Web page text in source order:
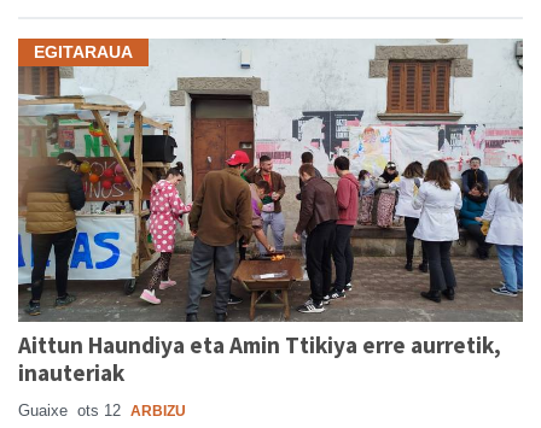
EGITARAUA
Aittun Haundiya eta Amin Ttikiya erre aurretik,
inauteriak
Guaixe ots 12 ARBIZU